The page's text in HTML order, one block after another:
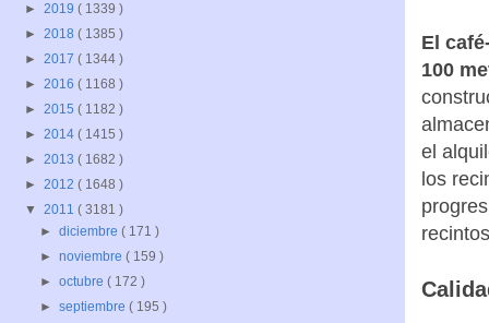
El
100
el
los
► 2019 ( 1339 )
► 2018 ( 1385 )
► 2017 ( 1344 )
► 2016 ( 1168 )
► 2015 ( 1182 )
► 2014 ( 1415 )
► 2013 ( 1682 )
► 2012 ( 1648 )
▼ 2011 ( 3181 )
►diciembre( 171 )
►noviembre( 159 )
►octubre( 172 )
►septiembre( 195 )